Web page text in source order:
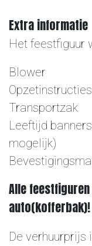
Extra informatie
Het feestfiguur
Blower
Opzetinstructies
Transportzak
Leeftijd
mogelijk)
Alle
auto(kofferbak)!
De verhuurprijs